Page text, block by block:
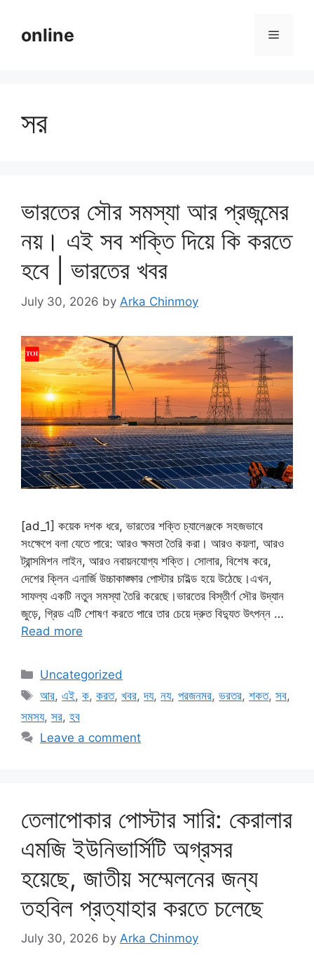
contentonline Menu
সর
ভারতের সৌর সমস্যা আর প্রজন্মের
নয়। এই সব শক্তি দিয়ে কি করতে
হবে | ভারতের খবর
July 30, 2026 by Arka Chinmoy
[ad_1] কয়েক দশক ধরে, ভারতের শক্তি চ্যালেঞ্জকে সহজভাবে
সংক্ষেপে বলা যেতে পারে: আরও ক্ষমতা তৈরি করা। আরও কয়লা, আরও
ট্রান্সমিশন লাইন, আরও নবায়নযোগ্য শক্তি। সোলার, বিশেষ করে,
দেশের ক্লিন এনার্জি উচ্চাকাঙ্ক্ষার পোস্টার চাইল্ড হয়ে উঠেছে।এখন,
সাফল্য একটি নতুন সমস্যা তৈরি করেছে।ভারতের বিস্তীর্ণ সৌর উদ্যান
জুড়ে, গ্রিড এটি শোষণ করতে পারে তার চেয়ে দ্রুত বিদ্যুত উৎপন্ন …
Read more
Categories
Uncategorized
Tags
আর,এই,ক,করত,খবর,দয,নয,পরজনমর,ভরতর,শকত,সব,
সমসয, সর, হব
Leave a comment
তেলাপোকার পোস্টার সারি: কেরালার
এমজি ইউনিভার্সিটি অগ্রসর
হয়েছে, জাতীয় সম্মেলনের জন্য
তহবিল প্রত্যাহার করতে চলেছে
July 30, 2026 by Arka Chinmoy